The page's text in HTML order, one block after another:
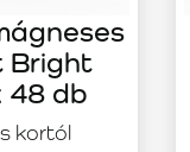
kortól
Bright
48 db